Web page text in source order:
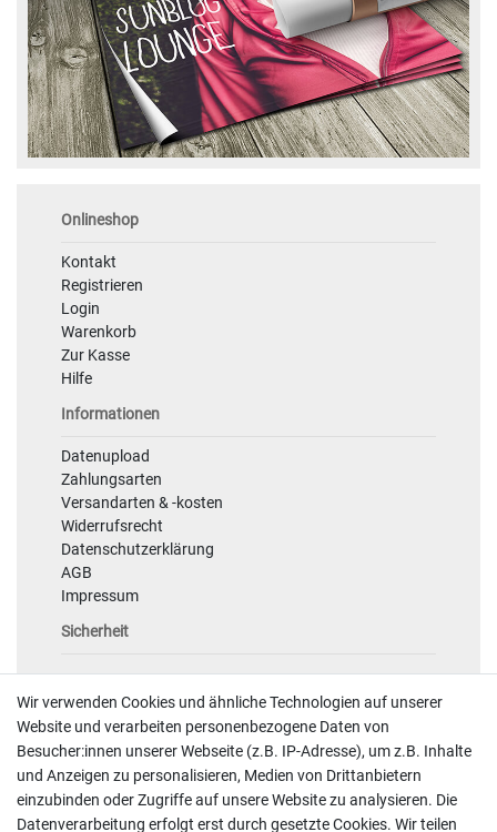
Onlineshop
Kontakt
Registrieren
Login
Warenkorb
Zur Kasse
Hilfe
Informationen
Datenupload
Zahlungsarten
Versandarten & -kosten
Widerrufsrecht
Datenschutzerklärung
AGB
Impressum
Sicherheit
Kontakt
Wir verwenden Cookies und ähnliche Technologien auf unserer
Website und verarbeiten personenbezogene Daten von
Besucher:innen unserer Webseite (z.B. IP-Adresse), um z.B. Inhalte
und Anzeigen zu personalisieren, Medien von Drittanbietern
einzubinden oder Zugriffe auf unsere Website zu analysieren. Die
Datenverarbeitung erfolgt erst durch gesetzte Cookies. Wir teilen